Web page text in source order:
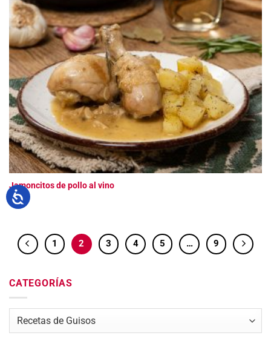
Jamoncitos de pollo al vino
1 2 3 4 5 … 9
CATEGORÍAS
Categorías